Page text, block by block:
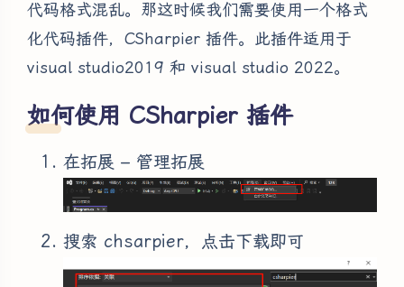
代码格式混乱。那这时候我们需要使用一个格式
化代码插件，CSharpier 插件。此插件适用于
visual studio2019 和 visual studio 2022。
如何使用 CSharpier 插件
在拓展 – 管理拓展
搜索 chsarpier，点击下载即可